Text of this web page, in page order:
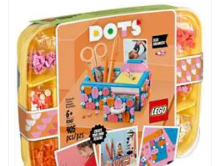
Assistenza
clienti
Esci